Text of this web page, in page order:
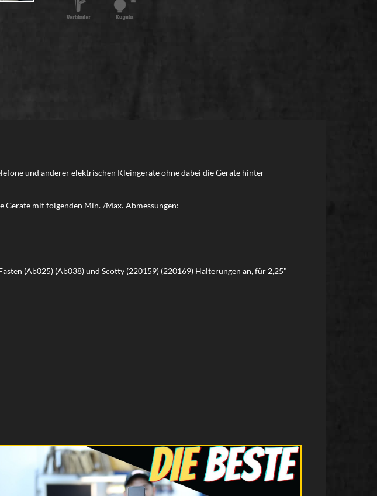
und anderer elektrischen Kleingeräte ohne dabei die Geräte hinter
mit folgenden Min.-/Max.-Abmessungen:
(Ab025) (Ab038) und Scotty (220159) (220169) Halterungen an, für 2,25"